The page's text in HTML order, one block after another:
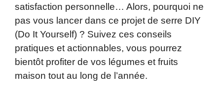
satisfaction personnelle… Alors, pourquoi ne
pas vous lancer dans ce projet de serre DIY
(Do It Yourself) ? Suivez ces conseils
pratiques et actionnables, vous pourrez
bientôt profiter de vos légumes et fruits
maison tout au long de l’année.